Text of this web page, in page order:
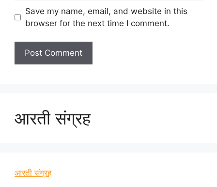
Save my name, email, and website in this
browser for the next time I comment.
आरती संग्रह
आरती संग्रह